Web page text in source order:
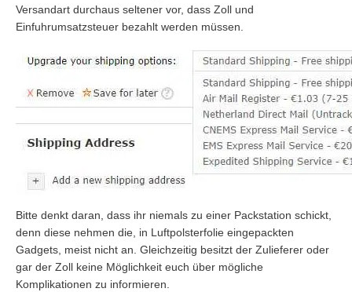
Versandart durchaus seltener vor, dass Zoll und
Einfuhrumsatzsteuer bezahlt werden müssen.
Bitte denkt daran, dass ihr niemals zu einer Packstation schickt,
denn diese nehmen die, in Luftpolsterfolie eingepackten
Gadgets, meist nicht an. Gleichzeitig besitzt der Zulieferer oder
gar der Zoll keine Möglichkeit euch über mögliche
Komplikationen zu informieren.